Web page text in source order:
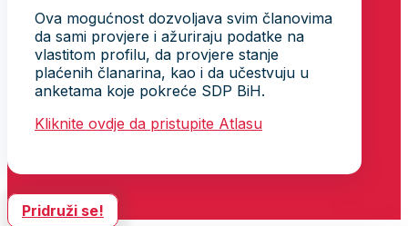
Ova mogućnost dozvoljava svim članovima
da sami provjere i ažuriraju podatke na
vlastitom profilu, da provjere stanje
plaćenih članarina, kao i da učestvuju u
anketama koje pokreće SDP BiH.
Kliknite ovdje da pristupite Atlasu
Pridruži se!